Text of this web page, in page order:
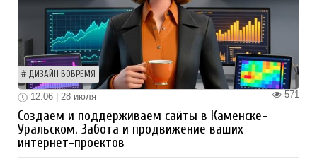
ДИЗАЙН ВОВРЕМЯ
571
12:06 | 28 июля
Создаем и поддерживаем сайты в Каменске-
Уральском. Забота и продвижение ваших
интернет-проектов